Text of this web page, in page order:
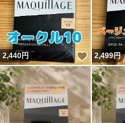
2,440円 いいね
2,499円